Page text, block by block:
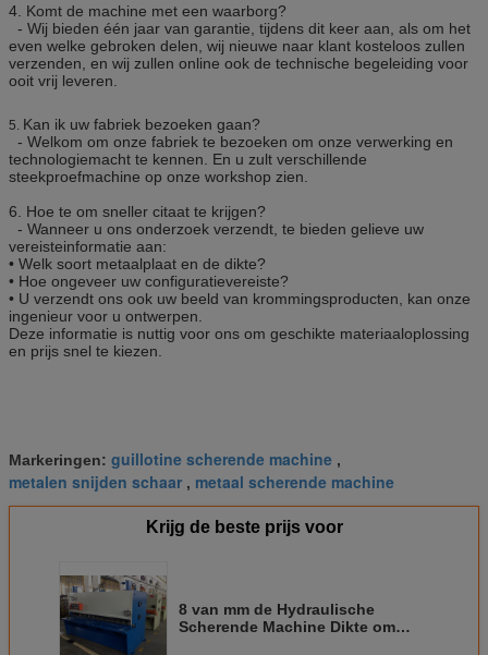
4. Komt de machine met een waarborg?
- Wij bieden één jaar van garantie, tijdens dit keer aan, als om het
even welke gebroken delen, wij nieuwe naar klant kosteloos zullen
verzenden, en wij zullen online ook de technische begeleiding voor
ooit vrij leveren.
5. Kan ik uw fabriek bezoeken gaan?
- Welkom om onze fabriek te bezoeken om onze verwerking en
technologiemacht te kennen. En u zult verschillende
steekproefmachine op onze workshop zien.
6. Hoe te om sneller citaat te krijgen?
- Wanneer u ons onderzoek verzendt, te bieden gelieve uw
vereisteinformatie aan:
• Welk soort metaalplaat en de dikte?
• Hoe ongeveer uw configuratievereiste?
• U verzendt ons ook uw beeld van krommingsproducten, kan onze
ingenieur voor u ontwerpen.
Deze informatie is nuttig voor ons om geschikte materiaaloplossing
en prijs snel te kiezen.
Markeringen: guillotine scherende machine ,
metalen snijden schaar , metaal scherende machine
Krijg de beste prijs voor
8 van mm de Hydraulische
Scherende Machine Dikte om